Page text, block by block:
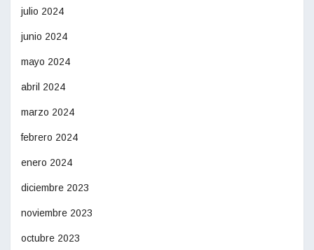
julio 2024
junio 2024
mayo 2024
abril 2024
marzo 2024
febrero 2024
enero 2024
diciembre 2023
noviembre 2023
octubre 2023